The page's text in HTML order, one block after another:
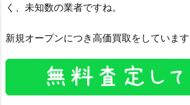
く、未知数の業者ですね。
新規オープンにつき高価買取をしています